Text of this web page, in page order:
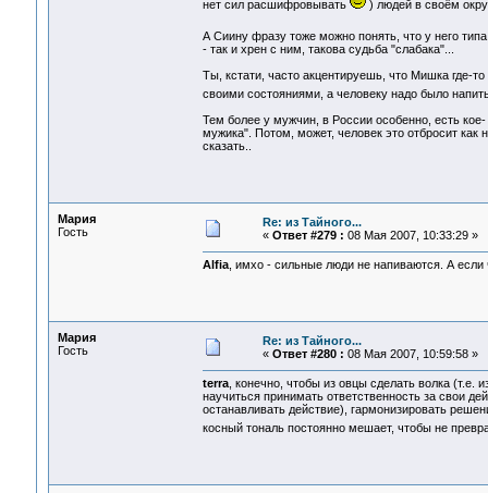
нет сил расшифровывать ) людей в своём
А Сиину фразу тоже можно понять, что у него
- так и хрен с ним, такова судьба "слабака"...
Ты, кстати, часто акцентируешь, что Мишка где-
своими состояниями, а человеку надо было
Тем более у мужчин, в России особенно, есть
мужика". Потом, может, человек это отбросит как
сказать..
Мария
Гость
Re: из Тайного...
« Ответ #279 : 08 Мая 2007, 10:33:29 »
Alfia, имхо - сильные люди не напиваются. А если
Мария
Гость
Re: из Тайного...
« Ответ #280 : 08 Мая 2007, 10:59:58 »
terra, конечно, чтобы из овцы сделать волка (т.е.
научиться принимать ответственность за свои
останавливать действие), гармонизировать
косный тональ постоянно мешает, чтобы не